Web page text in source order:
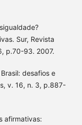
Sur, Revista
p.70-93. 2007.
desafios e
v. 16, n. 3, p.887-
afirmativas: